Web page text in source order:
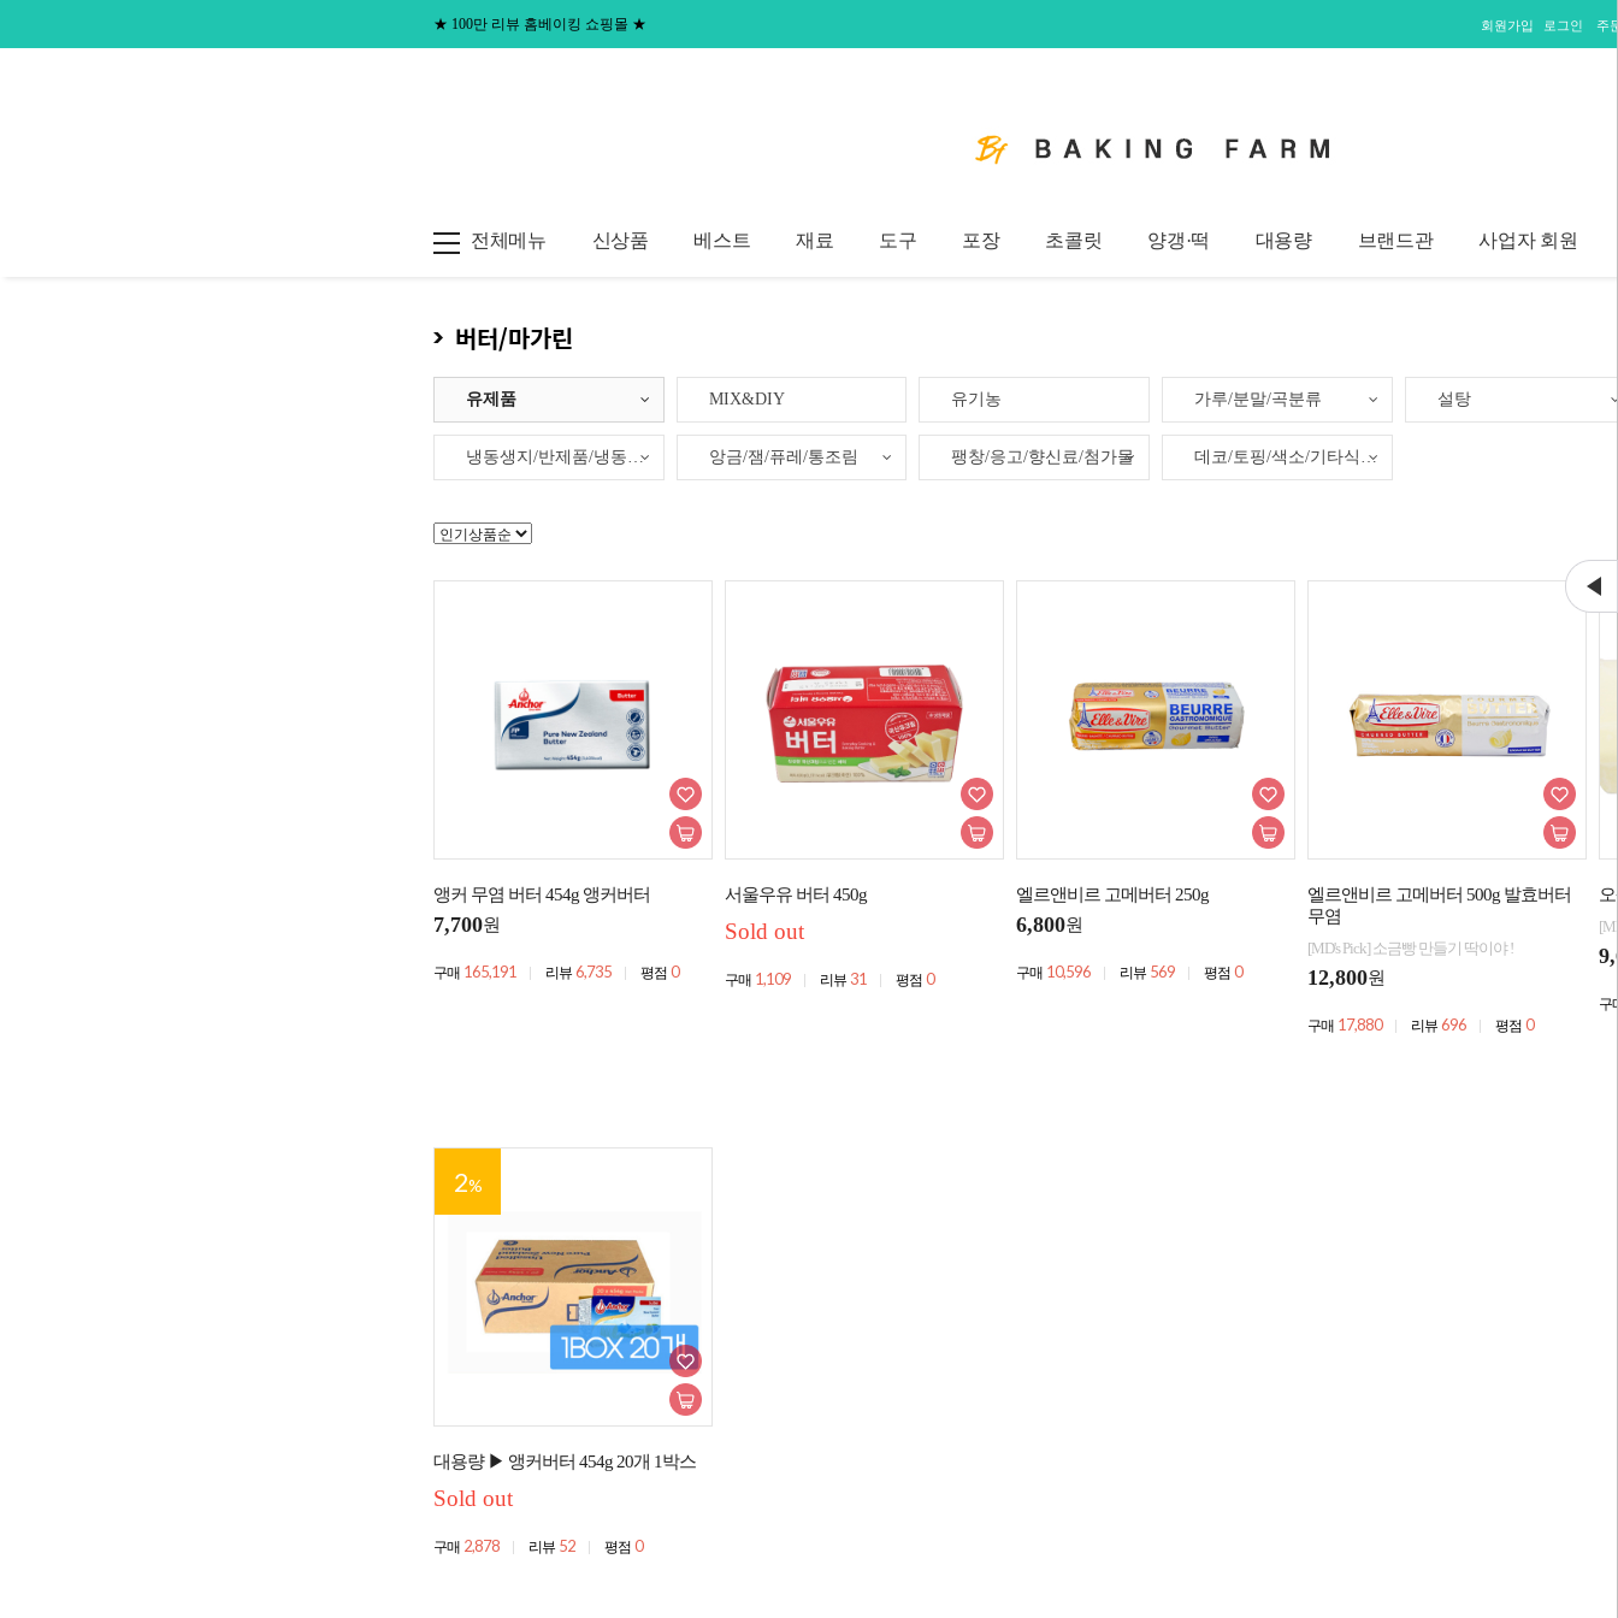
★ 100만 리뷰 홈베이킹 쇼핑몰 ★ 회원가입 로그인 주
전체메뉴 신상품 베스트 재료 도구 포장 초콜릿 양갱·떡 대용량 브랜드관 사업자 회원
버터/마가린
유제품 MIX&DIY 유기농 가루/분말/곡분류 설탕
냉동생지/반제품/냉동제품 앙금/잼/퓨레/통조림 팽창/응고/향신료/첨가물 데코/토핑/색소/기타식재료
앵커 무염 버터 454g 앵커버터
7,700원
구매 165,191 리뷰 6,735 평점 0
서울우유 버터 450g
Sold out
구매 1,109 리뷰 31 평점 0
엘르앤비르 고메버터 250g
6,800원
구매 10,596 리뷰 569 평점 0
엘르앤비르 고메버터 500g 발효버터
무염
[MD's Pick] 소금빵 만들기 딱이야 !
12,800원
구매 17,880 리뷰 696 평점 0
구
2%
대용량 ▶ 앵커버터 454g 20개 1박스
Sold out
구매 2,878 리뷰 52 평점 0